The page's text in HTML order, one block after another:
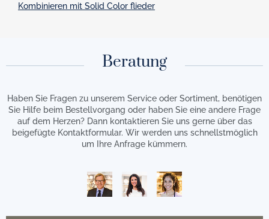
Kombinieren mit Solid Color flieder
Beratung
Haben Sie Fragen zu unserem Service oder Sortiment, benötigen
Sie Hilfe beim Bestellvorgang oder haben Sie eine andere Frage
auf dem Herzen? Dann kontaktieren Sie uns gerne über das
beigefügte Kontaktformular. Wir werden uns schnellstmöglich
um Ihre Anfrage kümmern.